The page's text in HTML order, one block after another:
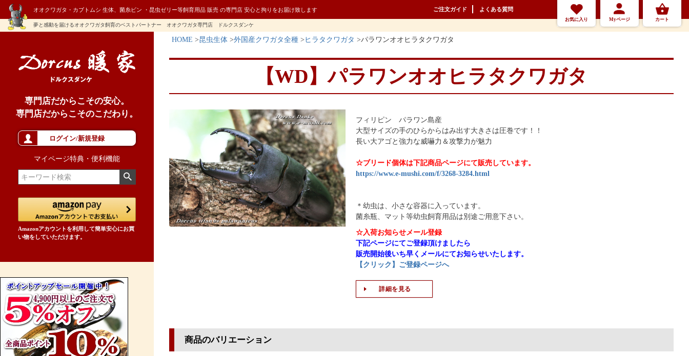
オオクワガタ・カブトムシ 生体、菌糸ビン ・昆虫ゼリー等飼育用品 販売 の専門店 安心と拘りをお届け致します ご注文ガイド よくある質問
夢と感動を届けるオオクワガタ飼育のベストパートナー オオクワガタ専門店 ドルクスダンケ
お気に入り Myページ カート
専門店だからこその安心。
専門店だからこそのこだわり。
ログイン/新規登録
マイページ特典・便利機能
Amazonアカウントを利用して簡単安心にお買
い物をしていただけます。
HOME 昆虫生体 外国産クワガタ全種 ヒラタクワガタ パラワンオオヒラタクワガタ
【WD】パラワンオオヒラタクワガタ
フィリピン パラワン島産
大型サイズの手のひらからはみ出す大きさは圧巻です！！
長い大アゴと強力な威嚇力＆攻撃力が魅力
☆ブリード個体は下記商品ページにて販売しています。
https://www.e-mushi.com/f/3268-3284.html
＊幼虫は、小さな容器に入っています。
菌糸瓶、マット等幼虫飼育用品は別途ご用意下さい。
☆入荷お知らせメール登録
下記ページにてご登録頂けましたら
販売開始後いち早くメールにてお知らせいたします。
【クリック】ご登録ページへ
詳細を見る
商品のバリエーション